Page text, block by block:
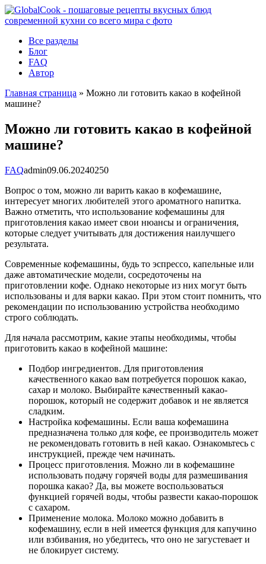
Перейти
к
Все разделы
Блог
FAQ
Автор
Главная страница » Можно ли готовить какао в кофейной
машине?
Можно ли готовить какао в кофейной
машине?
FAQadmin09.06.20240250
Вопрос о том, можно ли варить какао в кофемашине,
интересует многих любителей этого ароматного напитка.
Важно отметить, что использование кофемашины для
приготовления какао имеет свои нюансы и ограничения,
которые следует учитывать для достижения наилучшего
результата.
Современные кофемашины, будь то эспрессо, капельные или
даже автоматические модели, сосредоточены на
приготовлении кофе. Однако некоторые из них могут быть
использованы и для варки какао. При этом стоит помнить, что
рекомендации по использованию устройства необходимо
строго соблюдать.
Для начала рассмотрим, какие этапы необходимы, чтобы
приготовить какао в кофейной машине:
Подбор ингредиентов. Для приготовления
качественного какао вам потребуется порошок какао,
сахар и молоко. Выбирайте качественный какао-
порошок, который не содержит добавок и не является
сладким.
Настройка кофемашины. Если ваша кофемашина
предназначена только для кофе, ее производитель может
не рекомендовать готовить в ней какао. Ознакомьтесь с
инструкцией, прежде чем начинать.
Процесс приготовления. Можно ли в кофемашине
использовать подачу горячей воды для размешивания
порошка какао? Да, вы можете воспользоваться
функцией горячей воды, чтобы развести какао-порошок
с сахаром.
Применение молока. Молоко можно добавить в
кофемашину, если в ней имеется функция для капучино
или взбивания, но убедитесь, что оно не загустевает и
не блокирует систему.